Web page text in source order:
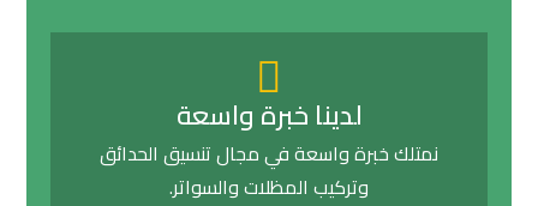
لدينا خبرة واسعة
نمتلك خبرة واسعة في مجال تنسيق الحدائق
وتركيب المظلات والسواتر.